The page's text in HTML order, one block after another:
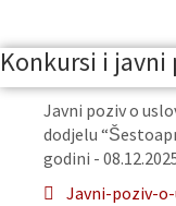
Konkursi i javni
Javni poziv o
dodjelu
godini -
Javni-poziv-